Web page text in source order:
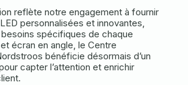
reflète notre engagement à fournir
personnalisées et innovantes,
spécifiques de chaque
écran en angle, le Centre
bénéficie désormais d’un
capter l’attention et enrichir